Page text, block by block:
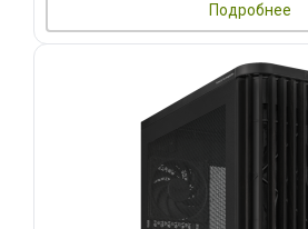
Подробнее